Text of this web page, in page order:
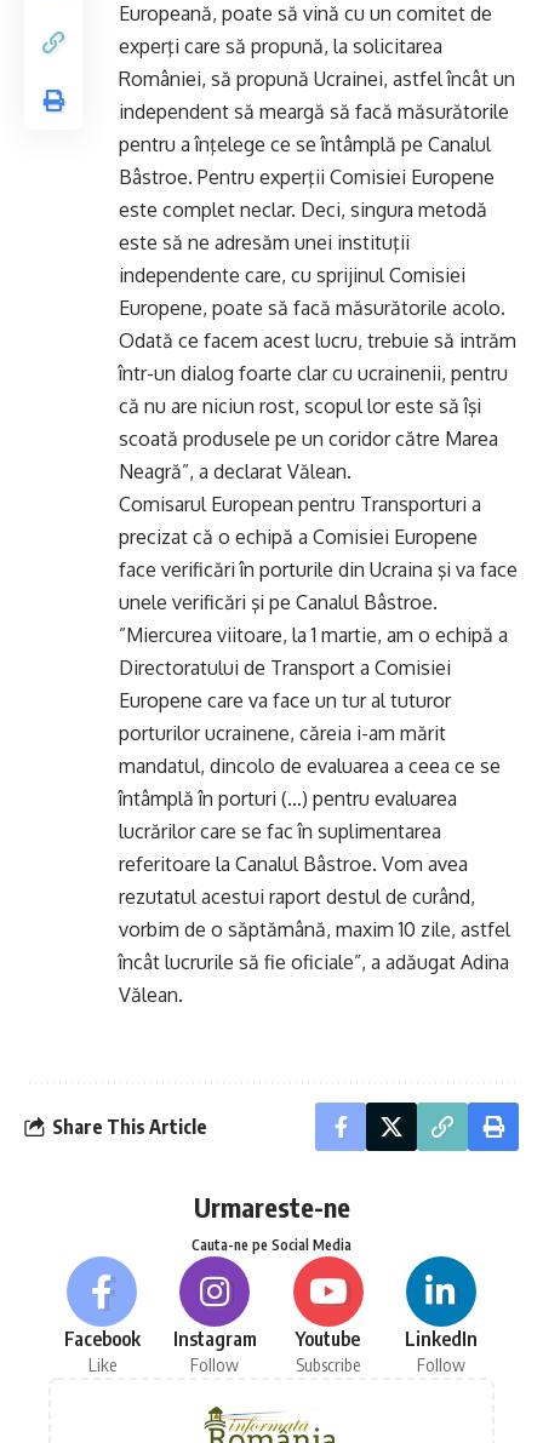
Europeană, poate să vină cu un comitet de
experţi care să propună, la solicitarea
României, să propună Ucrainei, astfel încât un
independent să meargă să facă măsurătorile
pentru a înţelege ce se întâmplă pe Canalul
Bâstroe. Pentru experţii Comisiei Europene
este complet neclar. Deci, singura metodă
este să ne adresăm unei instituţii
independente care, cu sprijinul Comisiei
Europene, poate să facă măsurătorile acolo.
Odată ce facem acest lucru, trebuie să intrăm
într-un dialog foarte clar cu ucrainenii, pentru
că nu are niciun rost, scopul lor este să îşi
scoată produsele pe un coridor către Marea
Neagră”, a declarat Vălean.
Comisarul European pentru Transporturi a
precizat că o echipă a Comisiei Europene
face verificări în porturile din Ucraina şi va face
unele verificări şi pe Canalul Bâstroe.
”Miercurea viitoare, la 1 martie, am o echipă a
Directoratului de Transport a Comisiei
Europene care va face un tur al tuturor
porturilor ucrainene, căreia i-am mărit
mandatul, dincolo de evaluarea a ceea ce se
întâmplă în porturi (…) pentru evaluarea
lucrărilor care se fac în suplimentarea
referitoare la Canalul Bâstroe. Vom avea
rezutatul acestui raport destul de curând,
vorbim de o săptămână, maxim 10 zile, astfel
încât lucrurile să fie oficiale”, a adăugat Adina
Vălean.
Share This Article
Urmareste-ne
Cauta-ne pe Social Media
Facebook
Like
Instagram
Follow
Youtube
Subscribe
LinkedIn
Follow